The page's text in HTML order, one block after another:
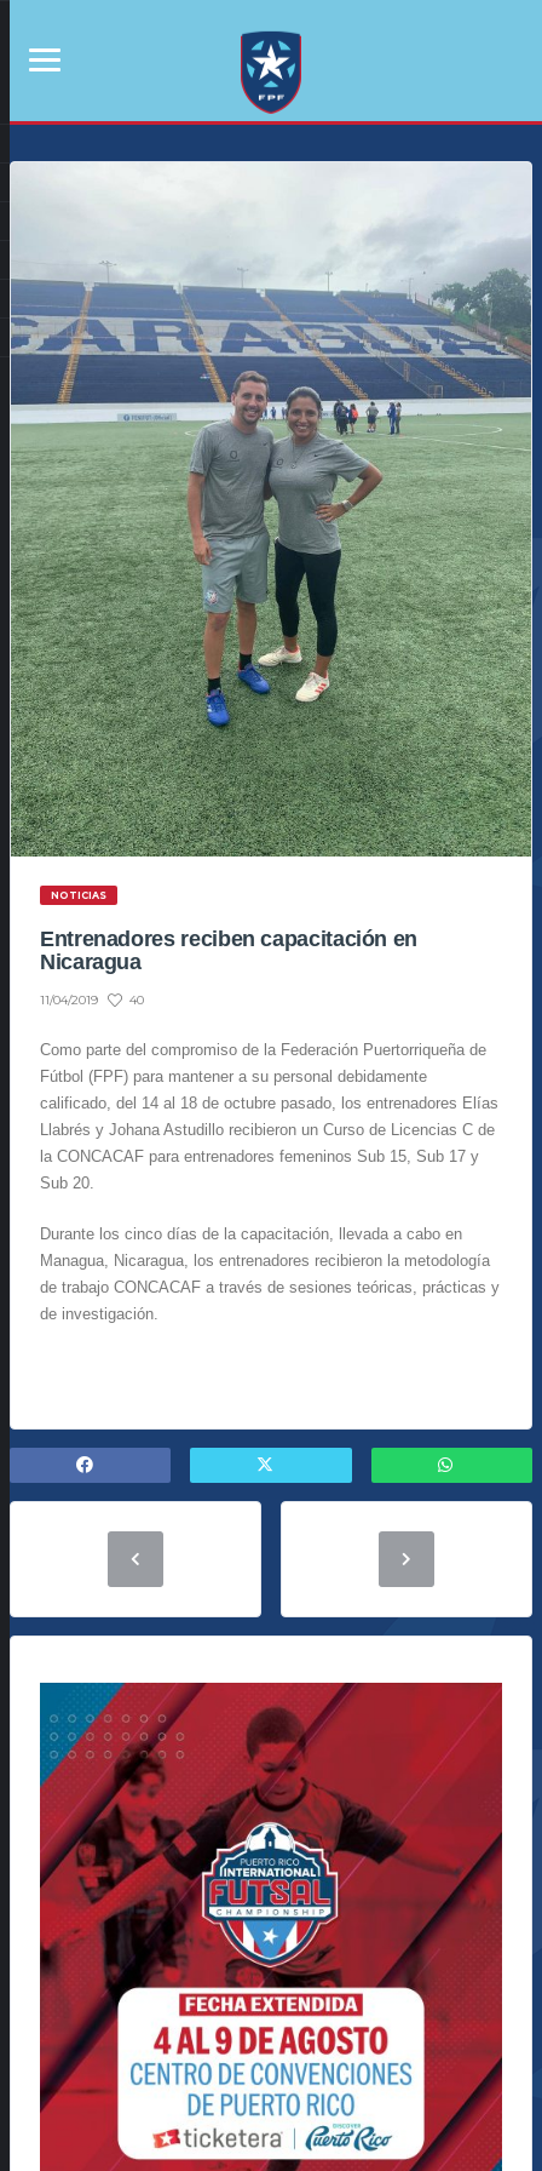
NOTICIAS
Entrenadores reciben capacitación en
Nicaragua
11/04/2019 40
Como parte del compromiso de la Federación Puertorriqueña de
Fútbol (FPF) para mantener a su personal debidamente
calificado, del 14 al 18 de octubre pasado, los entrenadores Elías
Llabrés y Johana Astudillo recibieron un Curso de Licencias C de
la CONCACAF para entrenadores femeninos Sub 15, Sub 17 y
Sub 20.
Durante los cinco días de la capacitación, llevada a cabo en
Managua, Nicaragua, los entrenadores recibieron la metodología
de trabajo CONCACAF a través de sesiones teóricas, prácticas y
de investigación.